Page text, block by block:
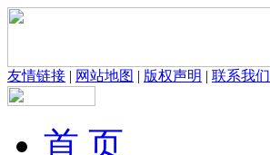
友情链接 | 网站地图 | 版权声明 | 联系我们
首 页